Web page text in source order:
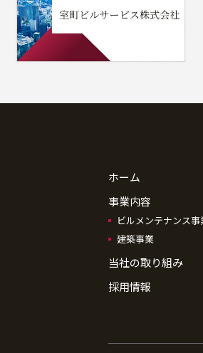
ホーム
事業内容
ビルメンテナンス事
建築事業
当社の取り組み
採用情報